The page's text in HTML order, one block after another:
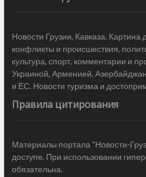
Новости Грузии, Кавказа. Картина
конфликты и происшествия,
культура, спорт, комментарии и
Украиной, Арменией,
и ЕС. Новости туризма и
Правила цитирования
Материалы портала "Новости-
доступе. При использовании
обязательна.